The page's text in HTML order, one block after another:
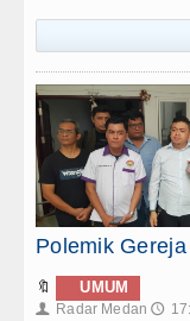
Polemik
🔖 UMUM
👤 Radar Medan 🕔